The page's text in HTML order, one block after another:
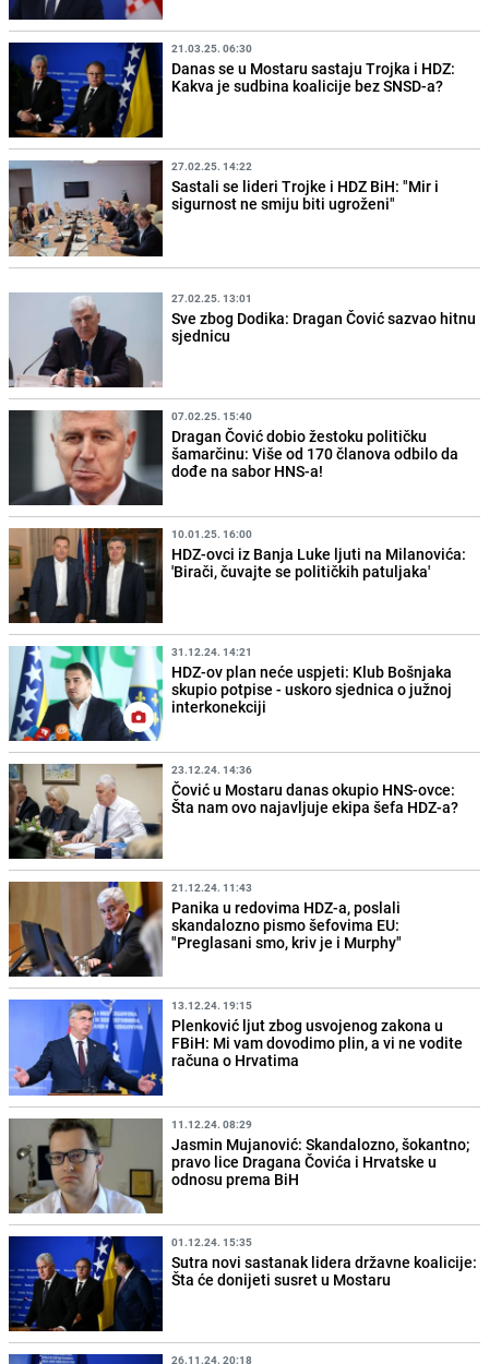
21.03.25. 06:30
Danas se u Mostaru sastaju Trojka i HDZ:
Kakva je sudbina koalicije bez SNSD-a?
27.02.25. 14:22
Sastali se lideri Trojke i HDZ BiH: "Mir i
sigurnost ne smiju biti ugroženi"
27.02.25. 13:01
Sve zbog Dodika: Dragan Čović sazvao hitnu
sjednicu
07.02.25. 15:40
Dragan Čović dobio žestoku političku
šamarčinu: Više od 170 članova odbilo da
dođe na sabor HNS-a!
10.01.25. 16:00
HDZ-ovci iz Banja Luke ljuti na Milanovića:
'Birači, čuvajte se političkih patuljaka'
31.12.24. 14:21
HDZ-ov plan neće uspjeti: Klub Bošnjaka
skupio potpise - uskoro sjednica o južnoj
interkonekciji
23.12.24. 14:36
Čović u Mostaru danas okupio HNS-ovce:
Šta nam ovo najavljuje ekipa šefa HDZ-a?
21.12.24. 11:43
Panika u redovima HDZ-a, poslali
skandalozno pismo šefovima EU:
"Preglasani smo, kriv je i Murphy"
13.12.24. 19:15
Plenković ljut zbog usvojenog zakona u
FBiH: Mi vam dovodimo plin, a vi ne vodite
računa o Hrvatima
11.12.24. 08:29
Jasmin Mujanović: Skandalozno, šokantno;
pravo lice Dragana Čovića i Hrvatske u
odnosu prema BiH
01.12.24. 15:35
Sutra novi sastanak lidera državne koalicije:
Šta će donijeti susret u Mostaru
26.11.24. 20:18